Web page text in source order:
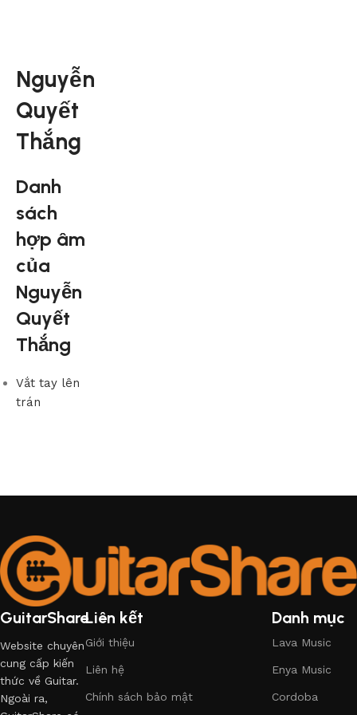
Nguyễn
Quyết
Thắng
Danh
sách
hợp âm
của
Nguyễn
Quyết
Thắng
Vắt tay lên
trán
GuitarShare
Website chuyên
cung cấp kiến
thức về Guitar.
Ngoài ra,
Liên kết
Giới thiệu
Liên hệ
Chính sách bảo mật
Danh mục
Lava Music
Enya Music
Cordoba